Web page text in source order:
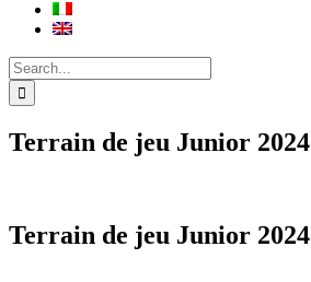
Search
for:
Terrain de jeu Junior 2024
Terrain de jeu Junior 2024